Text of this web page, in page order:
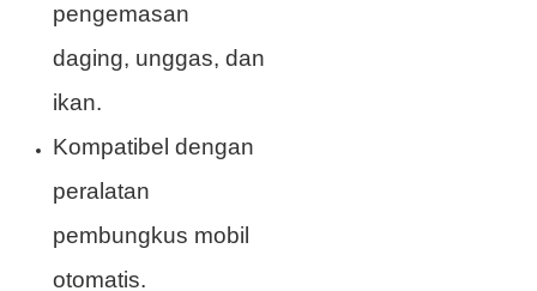
pengemasan
daging, unggas, dan
ikan.
Kompatibel dengan
peralatan
pembungkus mobil
otomatis.